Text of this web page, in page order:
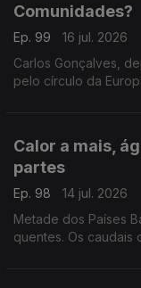
Comunidades?
Ep. 99
16 jul. 2026
Carlos Gonçalves,
pelo círculo da
Calor a mais,
partes
Ep. 98
14 jul. 2026
Metade dos Países
quentes. Os caudais